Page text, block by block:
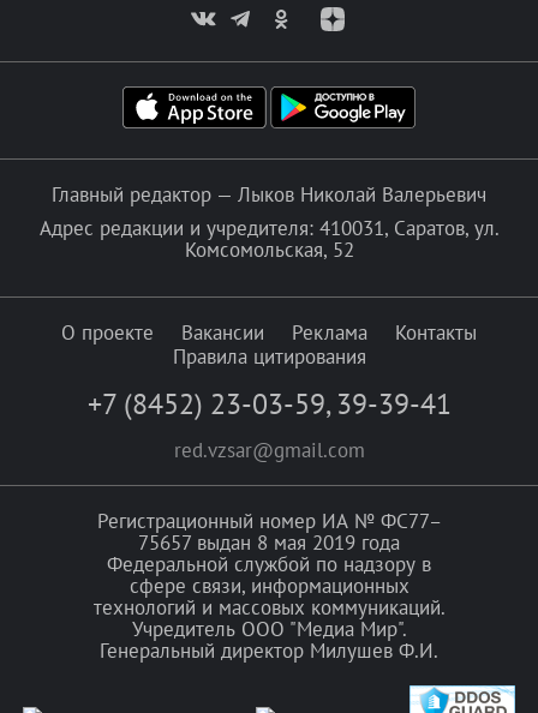
Главный редактор — Лыков Николай Валерьевич
Адрес редакции и учредителя: 410031, Саратов, ул.
Комсомольская, 52
О проекте Вакансии Реклама
Контакты
Правила цитирования
+7 (8452) 23-03-59, 39-39-41
red.vzsar@gmail.com
Регистрационный номер ИА № ФС77–
75657 выдан 8 мая 2019 года
Федеральной службой по надзору в
сфере связи, информационных
технологий и массовых коммуникаций.
Учредитель ООО "Медиа Мир".
Генеральный директор Милушев Ф.И.